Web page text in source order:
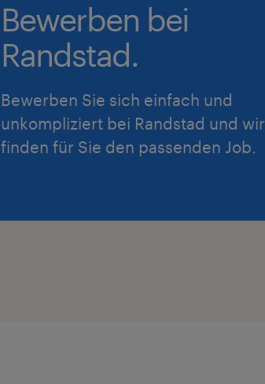
Bewerben bei
Randstad.
Bewerben Sie sich einfach und
unkompliziert bei Randstad und wir
finden für Sie den passenden Job.